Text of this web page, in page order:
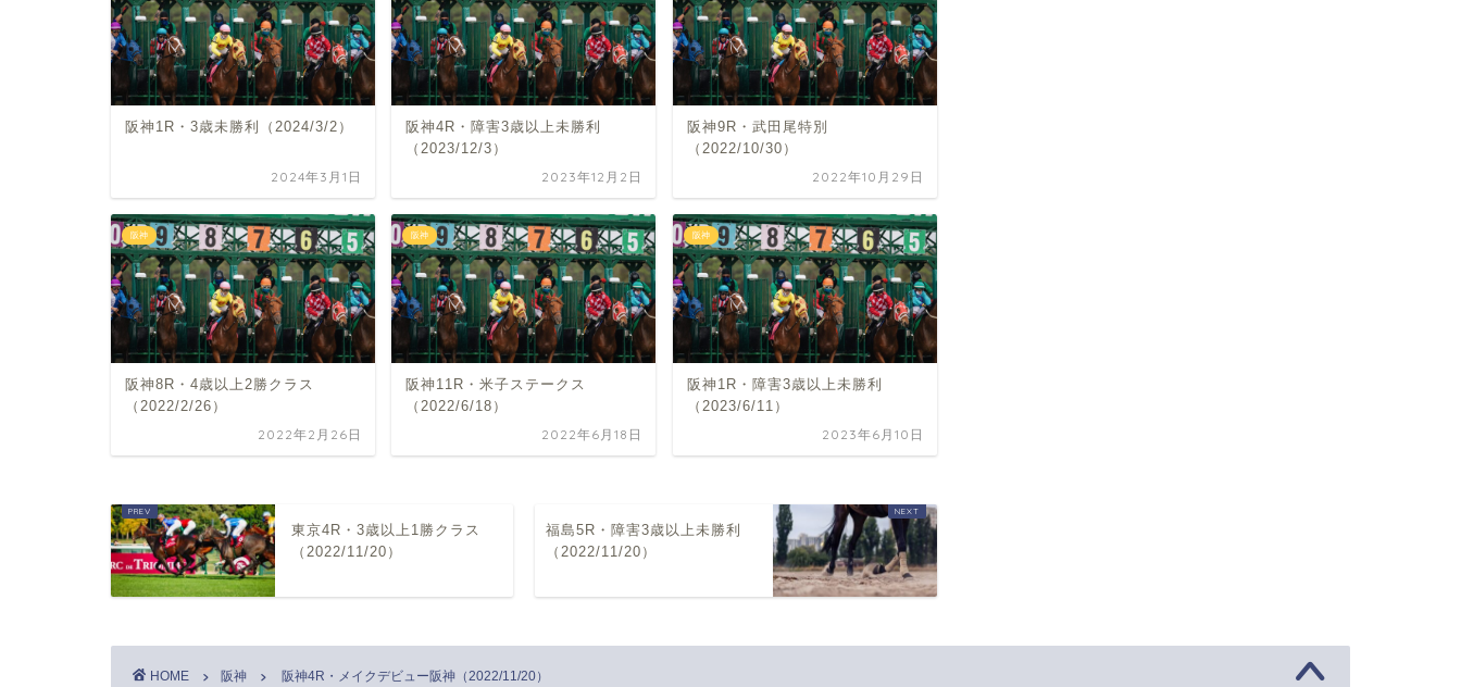
阪神1R・3歳未勝利（2024/3/2）
2024年3月1日
阪神4R・障害3歳以上未勝利
（2023/12/3）
2023年12月2日
阪神9R・武田尾特別
（2022/10/30）
2022年10月29日
阪神
阪神8R・4歳以上2勝クラス
（2022/2/26）
2022年2月26日
阪神
阪神11R・米子ステークス
（2022/6/18）
2022年6月18日
阪神
阪神1R・障害3歳以上未勝利
（2023/6/11）
2023年6月10日
東京4R・3歳以上1勝クラス
（2022/11/20）
福島5R・障害3歳以上未勝利
（2022/11/20）
HOME 阪神 阪神4R・メイクデビュー阪神（2022/11/20）